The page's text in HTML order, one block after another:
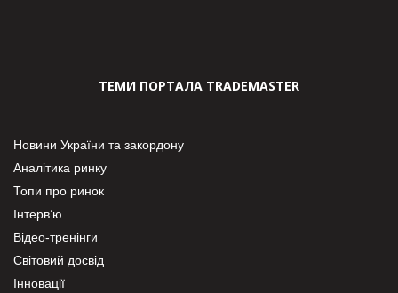
ТЕМИ ПОРТАЛА TRADEMASTER
Новини України та закордону
Аналітика ринку
Топи про ринок
Інтерв’ю
Відео-тренінги
Світовий досвід
Інновації